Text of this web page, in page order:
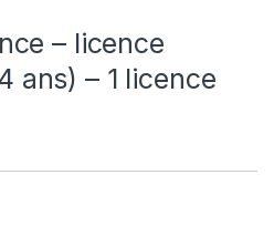
– licence
ans) – 1 licence